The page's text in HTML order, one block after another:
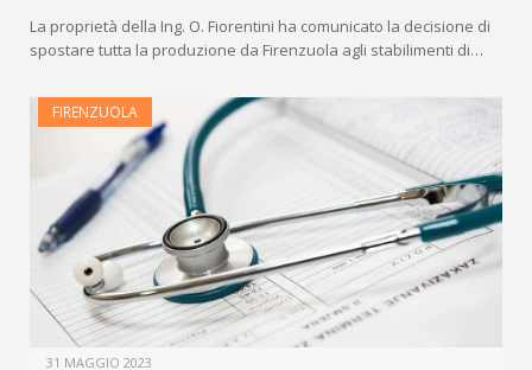
La proprietà della Ing. O. Fiorentini ha comunicato la decisione di
spostare tutta la produzione da Firenzuola agli stabilimenti di…
FIRENZUOLA
31 MAGGIO 2023